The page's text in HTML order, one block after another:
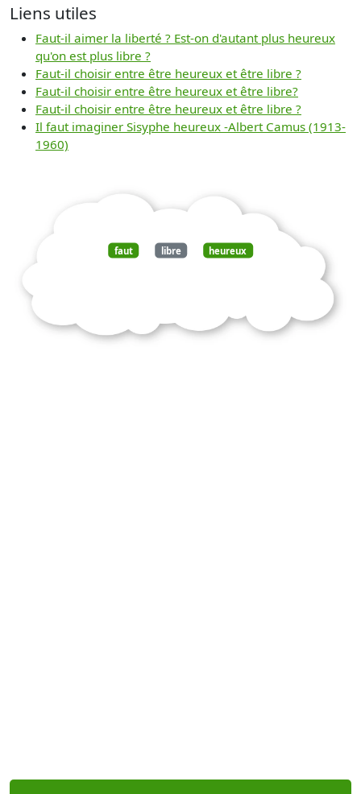
Liens utiles
Faut-il aimer la liberté ? Est-on d'autant plus heureux
qu'on est plus libre ?
Faut-il choisir entre être heureux et être libre ?
Faut-il choisir entre être heureux et être libre?
Faut-il choisir entre être heureux et être libre ?
Il faut imaginer Sisyphe heureux -Albert Camus (1913-
1960)
faut libre heureux